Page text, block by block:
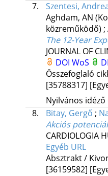
7.
Szentesi,
Aghdam, AN
közreműködő) ;
The 12-Year
JOURNAL OF
DOI WoS
Összefoglaló
[35788317]
Nyilvános idéző
8.
Bitay, Gergő ;
Akciós
CARDIOLOGIA
Egyéb URL
Absztrakt /
[36159582]